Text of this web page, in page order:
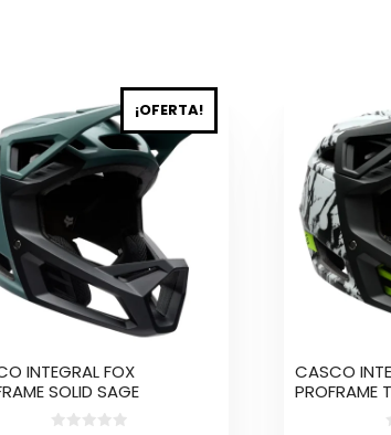
¡OFERTA!
INTEGRAL FOX
SOLID SAGE
CASCO
PROFRAME
producto
tiene
múltiples
variantes.
Las
opciones
se
pueden
la
página